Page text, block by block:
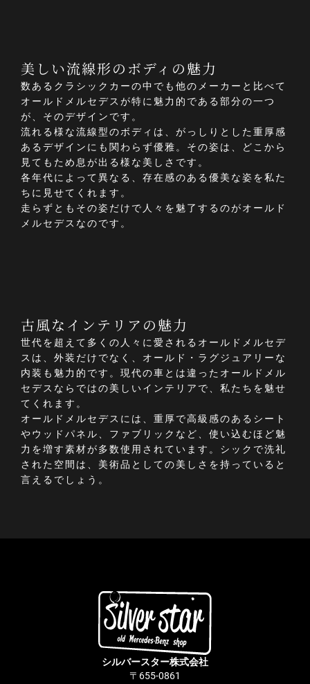
美しい流線形のボディの魅力
数あるクラシックカーの中でも他のメーカーと比べて
オールドメルセデスが特に魅力的である部分の一つ
が、そのデザインです。
流れる様な流線型のボディは、がっしりとした重厚感
あるデザインにも関わらず優雅。その姿は、どこから
見てもため息が出る様な美しさです。
各年代によって異なる、存在感のある優美な姿を私た
ちに見せてくれます。
走らずともその姿だけで人々を魅了するのがオールド
メルセデスなのです。
古風なインテリアの魅力
世代を超えて多くの人々に愛されるオールドメルセデ
スは、外装だけでなく、オールド・ラグジュアリーな
内装も魅力的です。現代の車とは違ったオールドメル
セデスならではの美しいインテリアで、私たちを魅せ
てくれます。
オールドメルセデスには、重厚で高級感のあるシート
やウッドパネル、ファブリックなど、使い込むほど魅
力を増す素材が多数使用されています。シックで洗礼
された空間は、美術品としての美しさを持っていると
言えるでしょう。
シルバースター株式会社
〒655-0861